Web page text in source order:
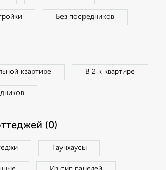
Без посредников
квартире В 2‑к квартире
(0)
Таунхаусы